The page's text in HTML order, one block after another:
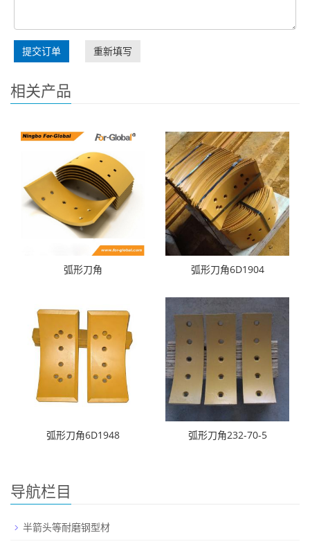
提交订单 重新填写
相关产品
弧形刀角 弧形刀角6D1904
弧形刀角6D1948 弧形刀角232-70-5
导航栏目
半箭头等耐磨钢型材